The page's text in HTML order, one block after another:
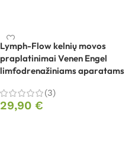
Lymph-Flow kelnių movos
praplatinimai Venen Engel
limfodrenažiniams aparatams
(3)
29,90 €